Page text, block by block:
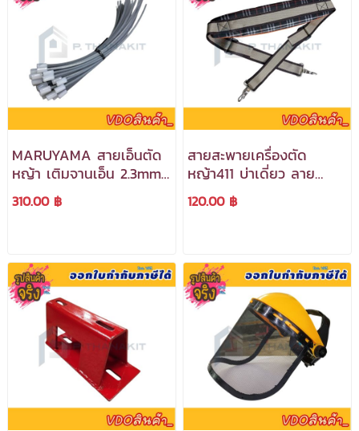
MARUYAMA สายเอ็นตัด
หญ้า เติมจานเอ็น 2.3mm.
(30เส้น/แพ็ค) ***สามารถ
ออกใบกำกับภาษีได้***
310.00 ฿
สายสะพายเครื่องตัด
หญ้า411 บ่าเดี่ยว ลาย
สก็อต ***สามารถออกใบ
กำกับภาษีได้***
120.00 ฿